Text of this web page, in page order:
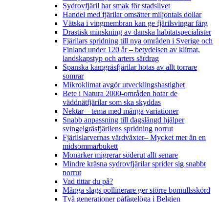
Sydrovfjäril har smak för stadslivet
Handel med fjärilar omsätter miljontals dollar
Vätska i vingmembran kan ge fjärilsvingar färg
Drastisk minskning av danska habitatspecialister
Fjärilars spridning till nya områden i Sverige och
Finland under 120 år– betydelsen av klimat,
landskapstyp och arters särdrag
Spanska kamgräsfjärilar hotas av allt torrare
somrar
Mikroklimat avgör utvecklingshastighet
Bete i Natura 2000-områden hotar de
väddnätfjärilar som ska skyddas
Nektar – tema med många variationer
Snabb anpassning till dagslängd hjälper
svingelgräsfjärilens spridning norrut
Fjärilslarvernas värdväxter– Mycket mer än en
midsommarbukett
Monarker migrerar söderut allt senare
Mindre kräsna sydrovfjärilar sprider sig snabbt
norrut
Vad tittar du på?
Många slags pollinerare ger större bomullsskörd
Två generationer påfågelöga i Belgien